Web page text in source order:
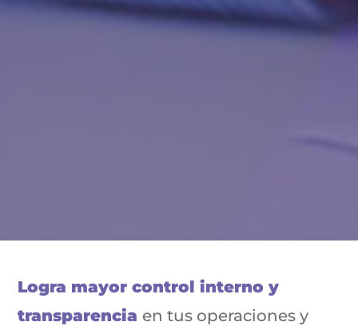
Logra mayor control interno y
transparencia en tus operaciones y